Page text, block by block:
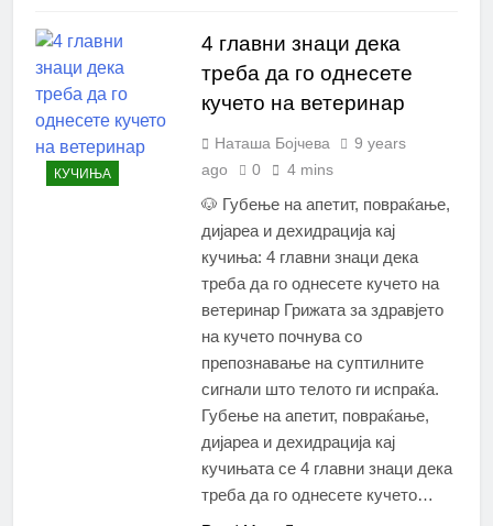
КУЧИЊА
4 главни знаци дека
треба да го однесете
кучето на ветеринар
Наташа Бојчева
9 years
ago
0 4 mins
🐶 Губење на апетит, повраќање,
дијареа и дехидрација кај
кучиња: 4 главни знаци дека
треба да го однесете кучето на
ветеринар Грижата за здравјето
на кучето почнува со
препознавање на суптилните
сигнали што телото ги испраќа.
Губење на апетит, повраќање,
дијареа и дехидрација кај
кучињата се 4 главни знаци дека
треба да го однесете кучето…